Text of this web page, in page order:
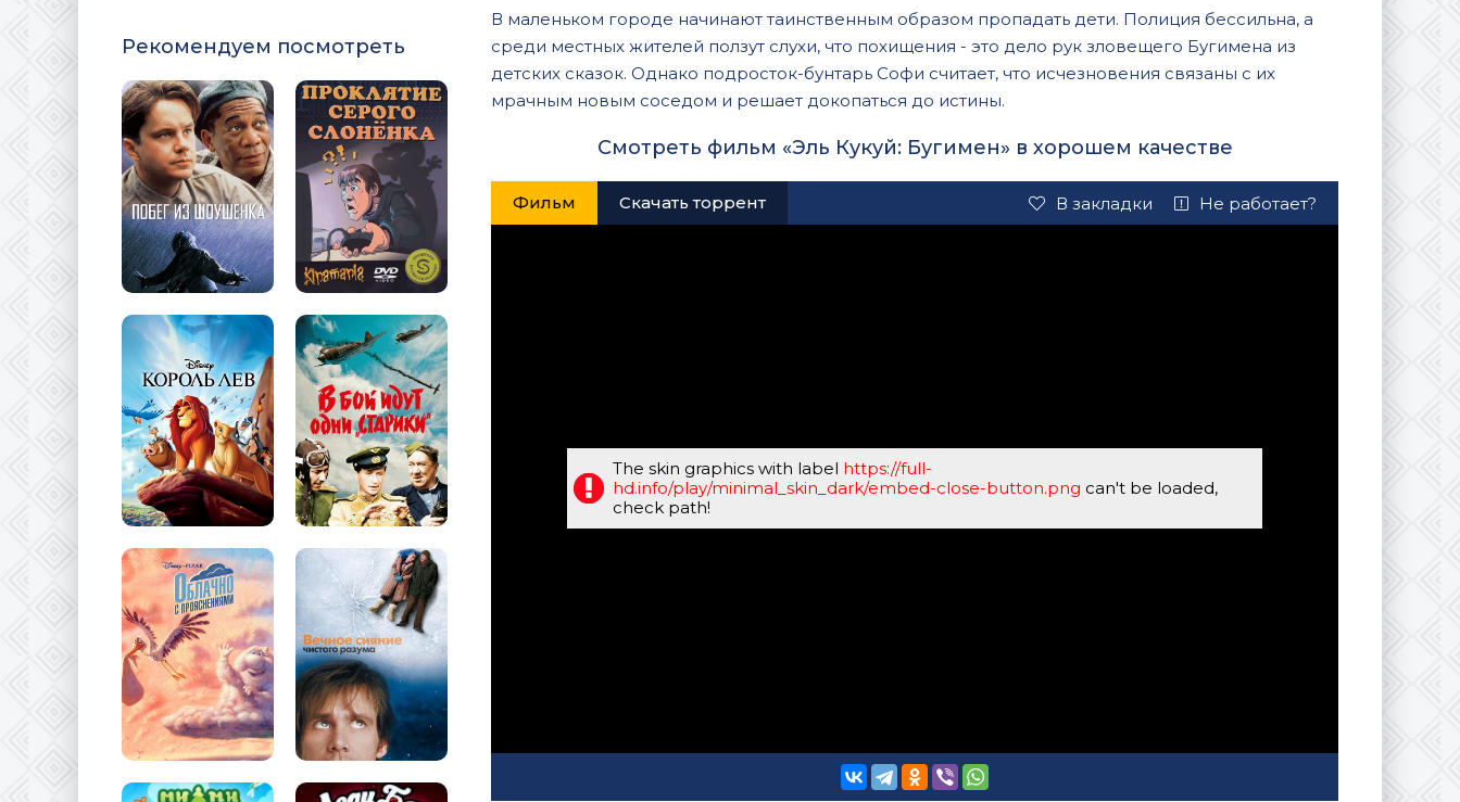
Рекомендуем посмотреть
В маленьком городе начинают таинственным образом пропадать дети. Полиция бессильна, а
среди местных жителей ползут слухи, что похищения - это дело рук зловещего Бугимена из
детских сказок. Однако подросток-бунтарь Софи считает, что исчезновения связаны с их
мрачным новым соседом и решает докопаться до истины.
Смотреть фильм «Эль Кукуй: Бугимен» в хорошем качестве
Фильм Скачать торрент В закладки Не работает?
The skin graphics with label https://full-
hd.info/play/minimal_skin_dark/embed-close-button.png can't be loaded,
check path!